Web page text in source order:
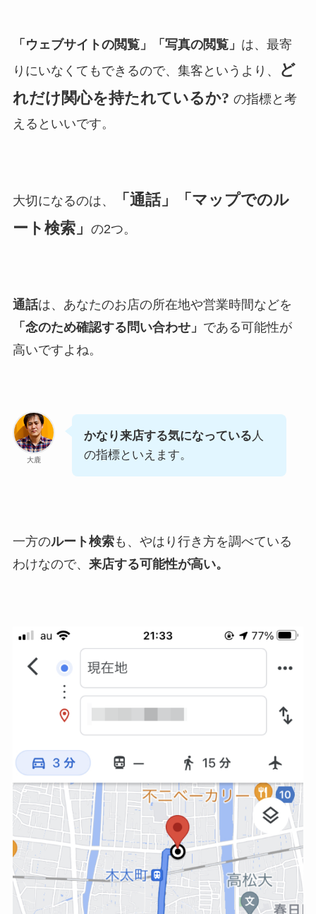
「ウェブサイトの閲覧」「写真の閲覧」 は、最寄
りにいなくてもできるので、集客というより、
ど
れだけ関心を持たれているか? の指標と考
えるといいです。
大切になるのは、
「通話」「マップでのル
ート検索」 の2つ。
通話は、あなたのお店の所在地や営業時間などを
「念のため確認する問い合わせ」 である可能性が
高いですよね。
大鹿
かなり来店する気になっている 人
の指標といえます。
一方のルート検索も、やはり行き方を調べている
わけなので、 来店する可能性が高い。